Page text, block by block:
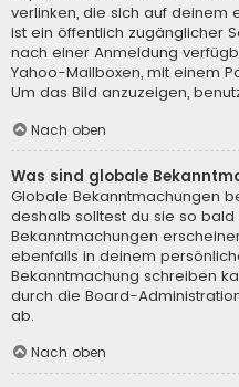
verlinken, die sich auf
ist ein öffentlich zugänglicher
nach einer Anmeldung
Yahoo-Mailboxen, mit einem
Um das Bild anzuzeigen,
Nach oben
Was sind globale
Globale Bekanntmachungen
deshalb solltest du sie so
Bekanntmachungen
ebenfalls in deinem
Bekanntmachung schreiben
durch die Board-
ab.
Nach oben